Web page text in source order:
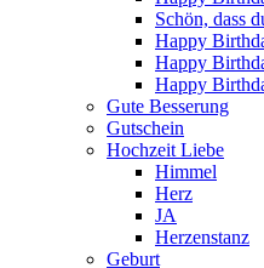
Schön, dass
Happy
Happy
Happy
Gute Besserung
Gutschein
Hochzeit Liebe
Himmel
Herz
JA
Herzenstanz
Geburt